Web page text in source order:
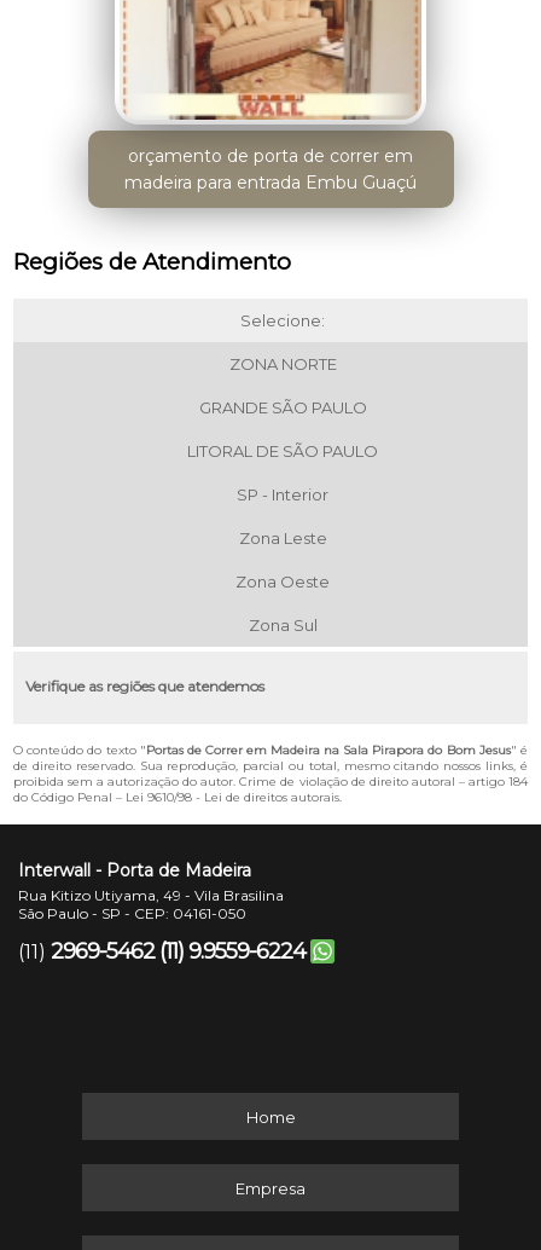
orçamento de porta de correr em
madeira para entrada Embu Guaçú
Regiões de Atendimento
Selecione:
ZONA NORTE
GRANDE SÃO PAULO
LITORAL DE SÃO PAULO
SP - Interior
Zona Leste
Zona Oeste
Zona Sul
Verifique as regiões que atendemos
O conteúdo do texto "Portas de Correr em Madeira na Sala Pirapora do Bom Jesus" é
de direito reservado. Sua reprodução, parcial ou total, mesmo citando nossos links, é
proibida sem a autorização do autor. Crime de violação de direito autoral – artigo 184
do Código Penal – Lei 9610/98 - Lei de direitos autorais.
Interwall - Porta de Madeira
Rua Kitizo Utiyama, 49 - Vila Brasilina
São Paulo - SP - CEP: 04161-050
(11) 2969-5462 (11) 9.9559-6224
Home
Empresa